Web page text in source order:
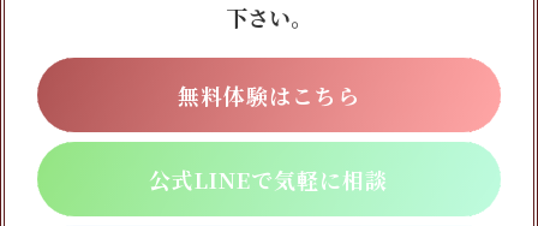
下さい。
無料体験はこちら
公式LINEで気軽に相談